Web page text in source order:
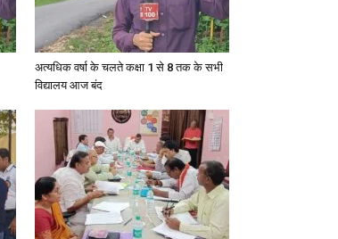
अत्यधिक वर्षा के चलते कक्षा 1 से 8 तक के सभी
विद्यालय आज बंद